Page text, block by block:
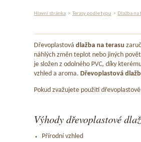
Hlavní stránka > Terasy podle typu > Dlažba na
Dřevoplastová dlažba na terasu
náhlých změn teplot nebo jiných
je složen z odolného PVC, díky
vzhled a aroma. Dřevoplastová
Pokud zvažujete použití
Výhody dřevoplastové
Přírodní vzhled